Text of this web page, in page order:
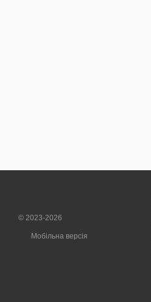
© 2023-2026
Мобільна версія